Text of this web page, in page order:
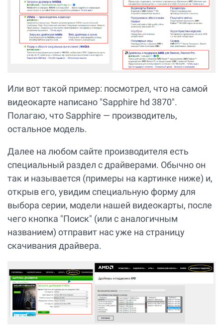
Или вот такой пример: посмотрел, что на самой
видеокарте написано "Sapphire hd 3870".
Полагаю, что Sapphire — производитель,
остальное модель.
Далее на любом сайте производителя есть
специальный раздел с драйверами. Обычно он
так и называется (примеры на картинке ниже) и,
открыв его, увидим специальную форму для
выбора серии, модели нашей видеокарты, после
чего кнопка "Поиск" (или с аналогичным
названием) отправит нас уже на страницу
скачивания драйвера.